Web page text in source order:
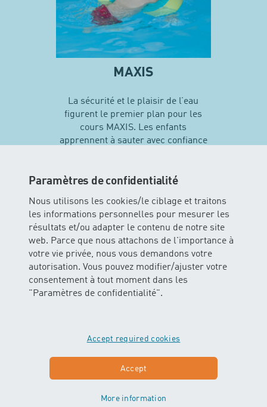
Paramètres de confidentialité
Nous utilisons les cookies/le ciblage et traitons
les informations personnelles pour mesurer les
résultats et/ou adapter le contenu de notre site
web. Parce que nous attachons de l'importance à
votre vie privée, nous vous demandons votre
autorisation. Vous pouvez modifier/ajuster votre
consentement à tout moment dans les
"Paramètres de confidentialité".
Accept required cookies
Accept
More information
MAXIS
La sécurité et le plaisir de l’eau
figurent le premier plan pour les
cours MAXIS. Les enfants
apprennent à sauter avec confiance
techniques de natation…
En savoir plus sur MAXIS
MASTERS
Indépendance et plaisir de l’eau sont